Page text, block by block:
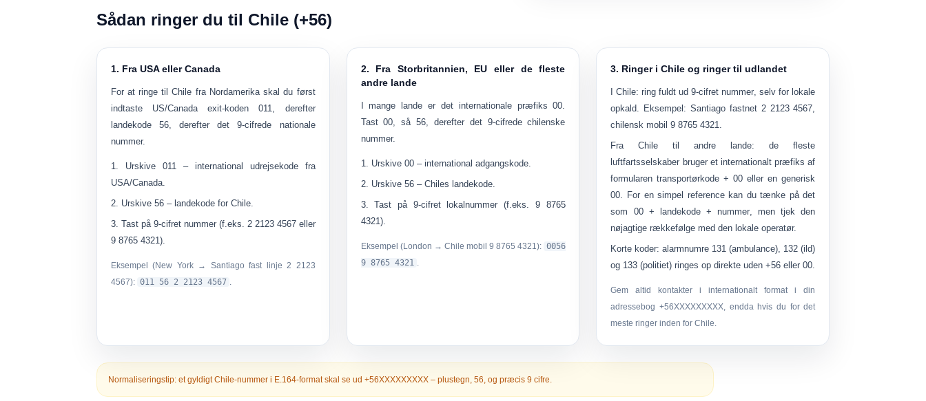
Sådan ringer du til Chile (+56)
1. Fra USA eller Canada
For at ringe til Chile fra Nordamerika skal du først
indtaste US/Canada exit-koden011, derefter
landekode 56, derefter det 9-cifrede nationale
nummer.
Urskive 011– international udrejsekode fra
USA/Canada.
Urskive 56– landekode for Chile.
Tast på 9-cifret nummer(f.eks. 2 2123 4567 eller
9 8765 4321).
Eksempel (New York → Santiago fast linje 2 2123
4567): 011 56 2 2123 4567 .
2. Fra Storbritannien, EU eller de fleste
andre lande
I mange lande er det internationale præfiks00.
Tast 00, så56, derefter det 9-cifrede chilenske
nummer.
Urskive 00– international adgangskode.
Urskive 56– Chiles landekode.
Tast på 9-cifret lokalnummer (f.eks. 9 8765
4321).
Eksempel (London → Chile mobil 9 8765 4321): 0056
9 8765 4321 .
3. Ringer i Chile og ringer til udlandet
I Chile: ring fuldt ud9-cifret nummer, selv for lokale
opkald. Eksempel: Santiago fastnet 2 2123 4567,
chilensk mobil9 8765 4321.
Fra Chile til andre lande: de fleste
luftfartsselskaber bruger et internationalt præfiks af
formularentransportørkode + 00 eller en generisk
00. For en simpel reference kan du tænke på det
som 00 + landekode + nummer, men tjek den
nøjagtige rækkefølge med den lokale operatør.
Korte koder: alarmnumre 131 (ambulance), 132 (ild)
og 133 (politiet) ringes op direkte uden +56 eller 00.
Gem altid kontakter i internationalt format i din
adressebog+56XXXXXXXXX, endda hvis du for det
meste ringer inden for Chile.
Normaliseringstip:et gyldigt Chile-nummer i E.164-format skal se ud +56XXXXXXXXX– plustegn, 56, og præcis 9 cifre.